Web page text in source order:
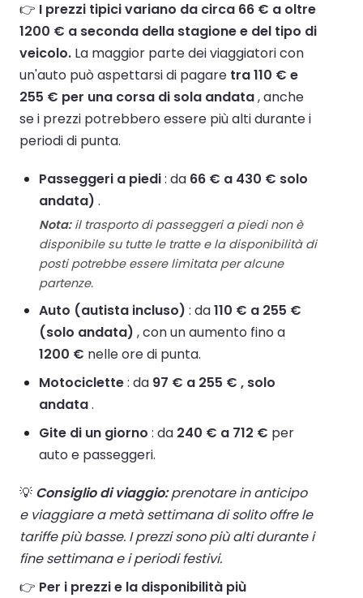
👉 I prezzi tipici variano da circa 66 € a oltre
1200 € a seconda della stagione e del tipo di
veicolo. La maggior parte dei viaggiatori con
un'auto può aspettarsi di pagare tra 110 € e
255 € per una corsa di sola andata, anche
se i prezzi potrebbero essere più alti durante i
periodi di punta.
Passeggeri a piedi: da 66 € a 430 € solo
andata) .
Nota:il trasporto di passeggeri a piedi non è
disponibile su tutte le tratte e la disponibilità di
posti potrebbe essere limitata per alcune
partenze.
Auto (autista incluso) : da110 € a 255 €
(solo andata) , con un aumento fino a
1200 € nelle ore di punta.
Motociclette: da 97 € a 255 € , solo
andata.
Gite di un giorno : da 240 € a 712 € per
auto e passeggeri.
💡 Consiglio di viaggio:prenotare in anticipo
e viaggiare a metà settimana di solito offre le
tariffe più basse. I prezzi sono più alti durante i
fine settimana e i periodi festivi.
👉 Per i prezzi e la disponibilità più